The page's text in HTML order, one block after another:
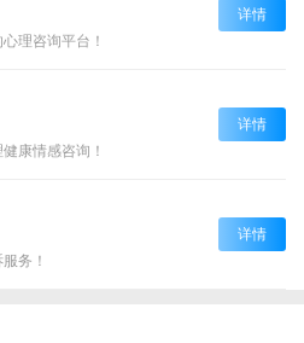
理咨询平台！
详情
康情感咨询！
详情
务！
详情